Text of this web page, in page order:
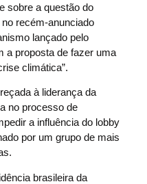
sobre a questão do
recém-anunciado
lançado pelo
a proposta de fazer uma
climática”.
à liderança da
no processo de
a influência do lobby
por um grupo de mais
brasileira da